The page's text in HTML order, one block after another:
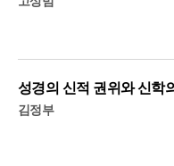
성경의 신적 권위와 신학
김정부